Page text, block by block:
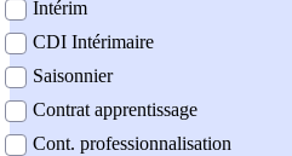
Intérim
CDI Intérimaire
Saisonnier
Contrat apprentissage
Cont. professionnalisation